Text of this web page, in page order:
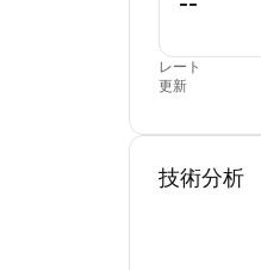
レート
更新
技術分析